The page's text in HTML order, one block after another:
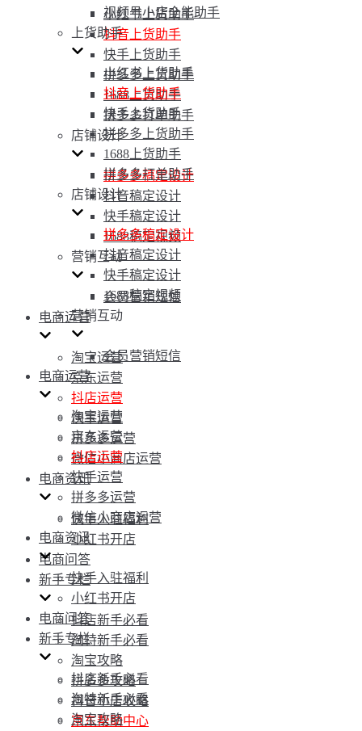
小红书上货助手
抖音上货助手
快手上货助手
拼多多上货助手
1688上货助手
拼多多打单助手
店铺设计
拼多多稿定设计
抖音稿定设计
快手稿定设计
1688稿定视频
营销互动
会员营销短信
电商运营
淘宝运营
京东运营
抖店运营
快手运营
拼多多运营
微信小商店运营
电商资讯
快手入驻福利
小红书开店
电商问答
新手专栏
抖店新手必看
淘特新手必看
淘宝攻略
拼多多攻略
抖音小店攻略
京东帮助中心
视频号小店全能助手
上货助手
小红书上货助手
抖音上货助手
快手上货助手
拼多多上货助手
1688上货助手
拼多多打单助手
店铺设计
拼多多稿定设计
抖音稿定设计
快手稿定设计
1688稿定视频
营销互动
会员营销短信
电商运营
淘宝运营
京东运营
抖店运营
快手运营
拼多多运营
微信小商店运营
电商资讯
快手入驻福利
小红书开店
电商问答
新手专栏
抖店新手必看
淘特新手必看
淘宝攻略